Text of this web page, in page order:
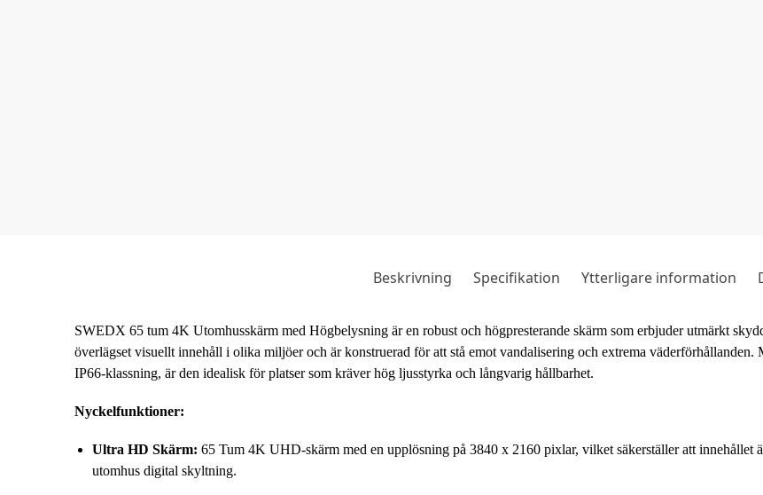
Beskrivning Specifikation Ytterligare information
SWEDX 65 tum 4K Utomhusskärm med Högbelysning är en robust och högpresterande skärm som erbjuder utmärkt
överlägset visuellt innehåll i olika miljöer och är konstruerad för att stå emot vandalisering och extrema
IP66-klassning, är den idealisk för platser som kräver hög ljusstyrka och långvarig hållbarhet.
Nyckelfunktioner:
Ultra HD Skärm: 65 Tum 4K UHD-skärm med en upplösning på 3840 x 2160 pixlar, vilket säkerställer att innehållet
utomhus digital skyltning.